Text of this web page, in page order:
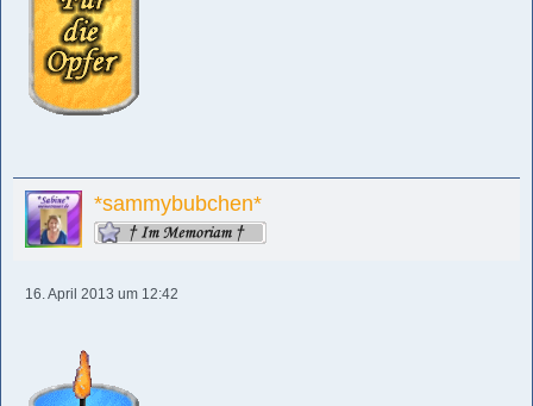
*sammybubchen*
16. April 2013 um 12:42